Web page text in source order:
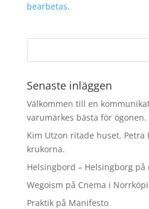
bearbetas.
Senaste inläggen
Välkommen till en
varumärkes bästa för ögonen.
Kim Utzon ritade huset. Petra
krukorna.
Helsingbord – Helsingborg
Wegoism på Cnema i
Praktik på Manifesto